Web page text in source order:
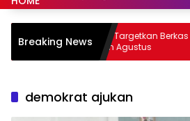
Breaking News
Kejati Targetkan Berkas Arinal
Bulan Agustus
demokrat ajukan